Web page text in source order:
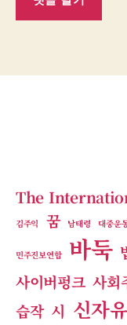
The
김주익
꿈 남태령 대중운
민주진보연합 바둑
사이버펑크 사회
습작 시 신자